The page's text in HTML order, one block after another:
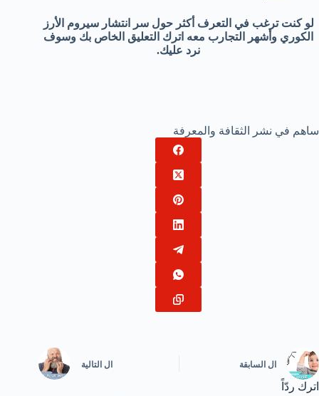
لو كنت ترغب في التعرف أكثر حول سر انتشار سيروم الأرز
الكوري وأشهر التجارب معه اترك التعليق الخاص بك وسوف
نرد عليك.
ساهم في نشر الثقافة والمعرفة
ال السابقة ال التالية
اترك ردّاً